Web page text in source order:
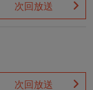
次回放送
次回放送